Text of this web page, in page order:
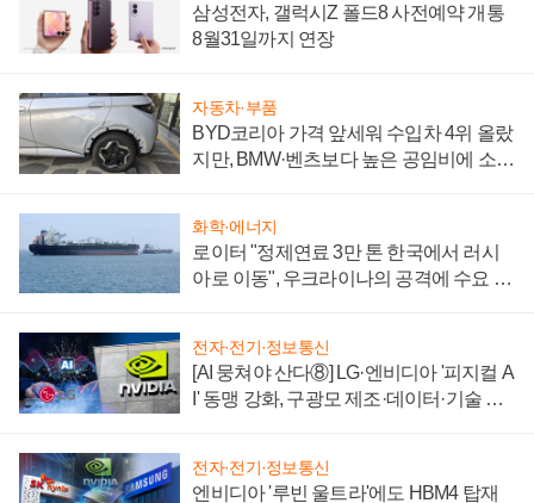
삼성전자, 갤럭시Z 폴드8 사전예약 개통
8월31일까지 연장
자동차·부품
BYD코리아 가격 앞세워 수입차 4위 올랐
지만, BMW·벤츠보다 높은 공임비에 소비
화학·에너지
로이터 "정제연료 3만 톤 한국에서 러시
아로 이동", 우크라이나의 공격에 수요 늘
전자·전기·정보통신
[AI 뭉쳐야 산다⑧] LG·엔비디아 '피지컬 A
I' 동맹 강화, 구광모 제조·데이터·기술 결
전자·전기·정보통신
엔비디아 '루빈 울트라'에도 HBM4 탑재